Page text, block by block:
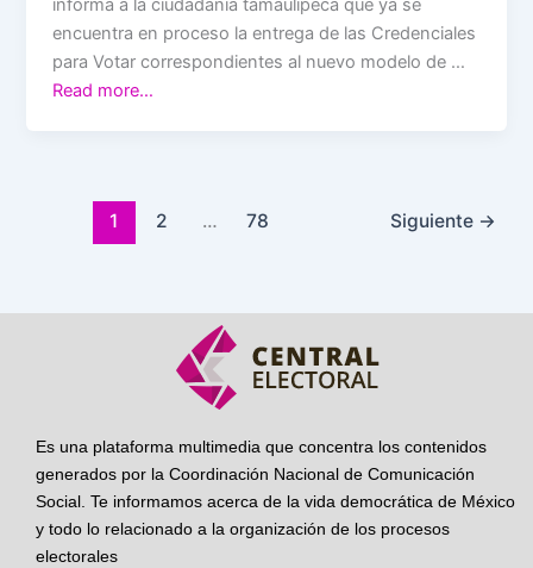
informa a la ciudadanía tamaulipeca que ya se
encuentra en proceso la entrega de las Credenciales
para Votar correspondientes al nuevo modelo de …
Read more…
1 2 … 78 Siguiente →
Es una plataforma multimedia que concentra los contenidos
generados por la Coordinación Nacional de Comunicación
Social. Te informamos acerca de la vida democrática de México
y todo lo relacionado a la organización de los procesos
electorales